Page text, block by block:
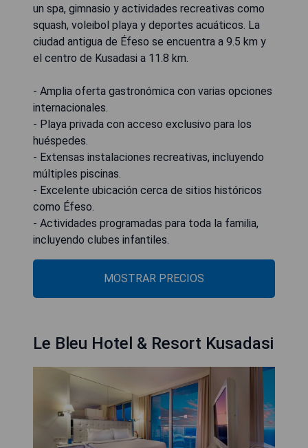
un spa, gimnasio y actividades recreativas como
squash, voleibol playa y deportes acuáticos. La
ciudad antigua de Éfeso se encuentra a 9.5 km y
el centro de Kusadasi a 11.8 km.
- Amplia oferta gastronómica con varias opciones
internacionales.
- Playa privada con acceso exclusivo para los
huéspedes.
- Extensas instalaciones recreativas, incluyendo
múltiples piscinas.
- Excelente ubicación cerca de sitios históricos
como Éfeso.
- Actividades programadas para toda la familia,
incluyendo clubes infantiles.
MOSTRAR PRECIOS
Le Bleu Hotel & Resort Kusadasi